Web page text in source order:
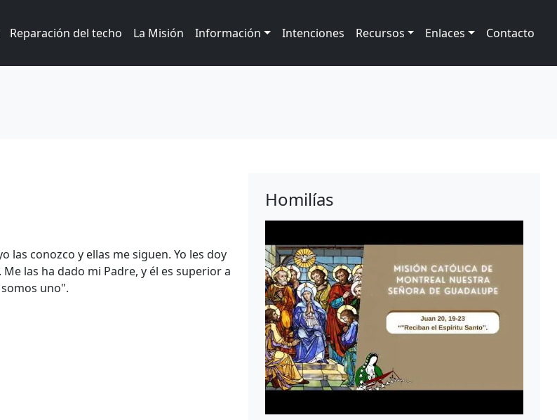
Reparación del techo La Misión Información Intenciones Recursos Enlaces Contacto
las conozco y ellas me siguen. Yo les doy
las ha dado mi Padre, y él es superior a
uno".
Homilías